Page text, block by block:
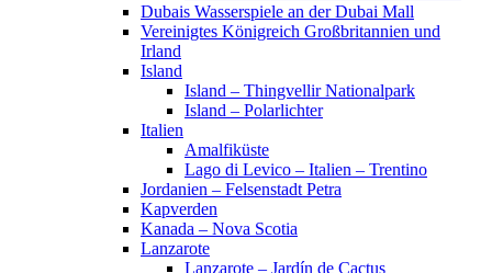
Dubais Wasserspiele an der Dubai Mall
Vereinigtes Königreich Großbritannien und
Irland
Island
Island – Thingvellir Nationalpark
Island – Polarlichter
Italien
Amalfiküste
Lago di Levico – Italien – Trentino
Jordanien – Felsenstadt Petra
Kapverden
Kanada – Nova Scotia
Lanzarote
Lanzarote – Jardín de Cactus